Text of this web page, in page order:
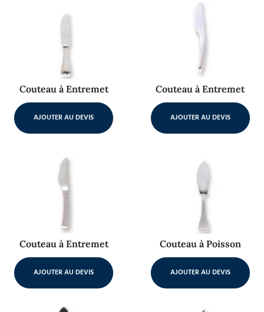
Couteau à Entremet
AJOUTER AU DEVIS
Couteau à Entremet
AJOUTER AU DEVIS
Couteau à Entremet
AJOUTER AU DEVIS
Couteau à Poisson
AJOUTER AU DEVIS